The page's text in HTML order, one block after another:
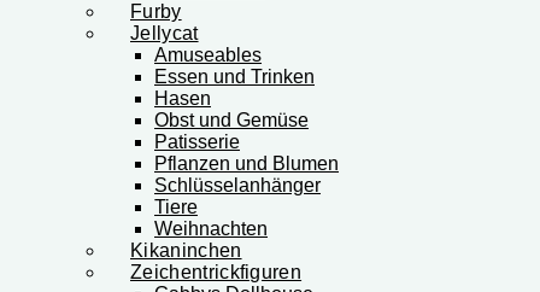
Furby
Jellycat
Amuseables
Essen und Trinken
Hasen
Obst und Gemüse
Patisserie
Pflanzen und Blumen
Schlüsselanhänger
Tiere
Weihnachten
Kikaninchen
Zeichentrickfiguren